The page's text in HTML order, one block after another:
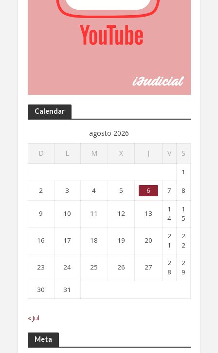
Calendar
agosto 2026
D L M X J V S
1
2 3 4 5 6 7 8
9 10 11 12 13
1
4
1
5
16 17 18 19 20
2
1
2
2
23 24 25 26 27
2
8
2
9
30
31
« Jul
Meta